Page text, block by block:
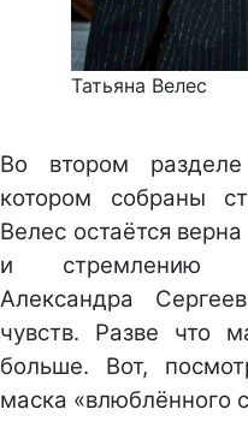
Татьяна Велес
Во втором
котором собраны
Велес остаётся
и стремлению
Александра
чувств. Разве что
больше. Вот,
маска «влюблённого